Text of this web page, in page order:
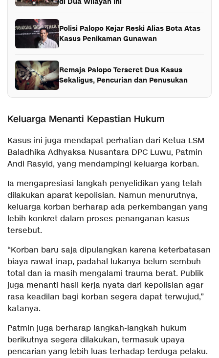
di Dua Wilayah Ini
Polisi Palopo Kejar Reski Alias Bota Atas
Kasus Penikaman Gunawan
Remaja Palopo Terseret Dua Kasus
Sekaligus, Pencurian dan Penusukan
Keluarga Menanti Kepastian Hukum
Kasus ini juga mendapat perhatian dari Ketua LSM
Baladhika Adhyaksa Nusantara DPC Luwu, Patmin
Andi Rasyid, yang mendampingi keluarga korban.
Ia mengapresiasi langkah penyelidikan yang telah
dilakukan aparat kepolisian. Namun menurutnya,
keluarga korban berharap ada perkembangan yang
lebih konkret dalam proses penanganan kasus
tersebut.
“Korban baru saja dipulangkan karena keterbatasan
biaya rawat inap, padahal lukanya belum sembuh
total dan ia masih mengalami trauma berat. Publik
juga menanti hasil kerja nyata dari kepolisian agar
rasa keadilan bagi korban segera dapat terwujud,”
katanya.
Patmin juga berharap langkah-langkah hukum
berikutnya segera dilakukan, termasuk upaya
pencarian yang lebih luas terhadap terduga pelaku.